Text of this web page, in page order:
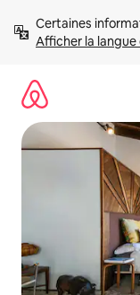
directement
Afficher la